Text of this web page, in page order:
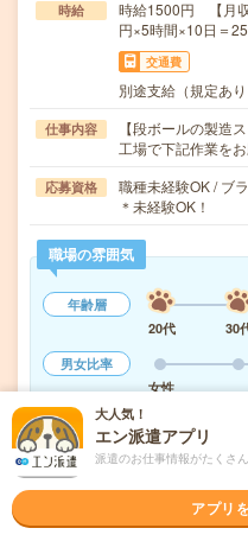
時給
時給1500円 【月
円×5時間×10日＝
交通費
別途支給（規定あり
仕事内容
【段ボールの製造
工場で下記作業を
応募資格
職種未経験OK / ブ
＊未経験OK！
職場の雰囲気
年齢層
20代
30
男女比率
女性
応
大人気！
エン派遣アプリ
派遣のお仕事情報がたくさ
アプリ